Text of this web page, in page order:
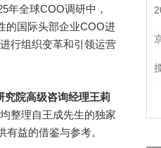
年全球COO调研中，
的国际头部企业COO进
行组织变革和引领运营
究院高级咨询经理王莉
整理自王成先生的独家
益的借鉴与参考。